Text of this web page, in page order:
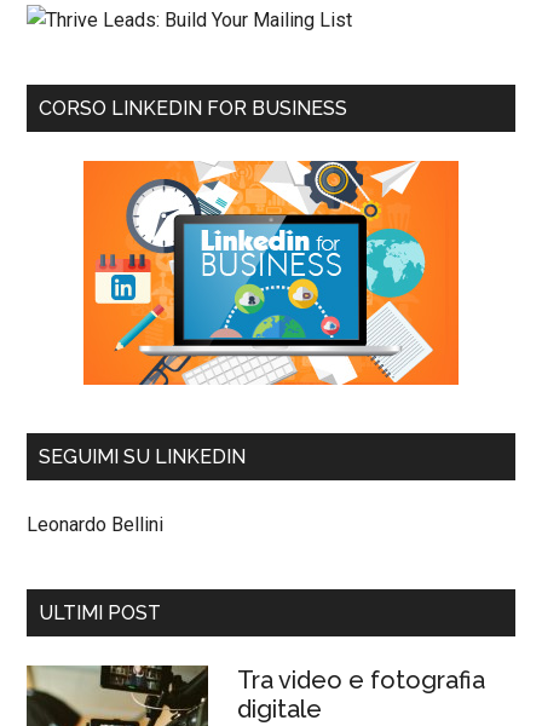
CORSO LINKEDIN FOR BUSINESS
SEGUIMI SU LINKEDIN
Leonardo Bellini
ULTIMI POST
Tra video e fotografia
digitale